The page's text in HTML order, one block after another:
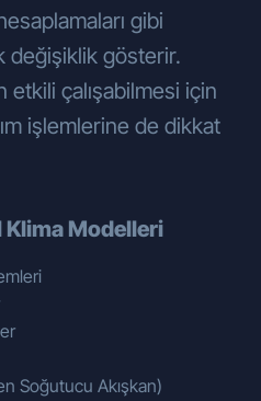
gibi
değişiklik gösterir.
çalışabilmesi için
işlemlerine de dikkat
Modelleri
Soğutucu Akışkan)